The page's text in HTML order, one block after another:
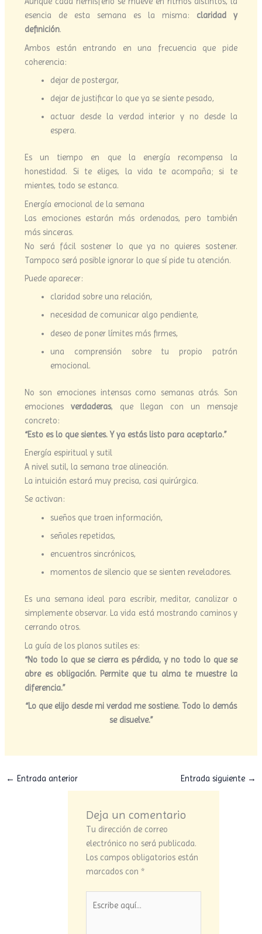
esencia de esta semana es la misma: claridad y
definición.
Ambos están entrando en una frecuencia que pide
coherencia:
dejar de postergar,
dejar de justificar lo que ya se siente pesado,
actuar desde la verdad interior y no desde la
espera.
Es un tiempo en que la energía recompensa la
honestidad. Si te eliges, la vida te acompaña; si te
mientes, todo se estanca.
Energía emocional de la semana
Las emociones estarán más ordenadas, pero también
más sinceras.
No será fácil sostener lo que ya no quieres sostener.
Tampoco será posible ignorar lo que sí pide tu atención.
Puede aparecer:
claridad sobre una relación,
necesidad de comunicar algo pendiente,
deseo de poner límites más firmes,
una comprensión sobre tu propio patrón
emocional.
No son emociones intensas como semanas atrás. Son
emocionesverdaderas, que llegan con un mensaje
concreto:
“Esto es lo que sientes. Y ya estás listo para aceptarlo.”
Energía espiritual y sutil
A nivel sutil, la semana trae alineación.
La intuición estará muy precisa, casi quirúrgica.
Se activan:
sueños que traen información,
señales repetidas,
encuentros sincrónicos,
momentos de silencio que se sienten reveladores.
Es una semana ideal para escribir, meditar, canalizar o
simplemente observar. La vida está mostrando caminos y
cerrando otros.
La guía de los planos sutiles es:
“No todo lo que se cierra es pérdida, y no todo lo que se
abre es obligación. Permite que tu alma te muestre la
diferencia.”
“Lo que elijo desde mi verdad me sostiene. Todo lo demás
se disuelve.”
← Entrada anterior Entrada siguiente →
Deja un comentario
Tu dirección de correo
electrónico no será publicada.
Los campos obligatorios están
marcados con*